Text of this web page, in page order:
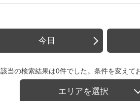
今日
該当の検索結果は0件でした。条件を変えて
エリアを選択